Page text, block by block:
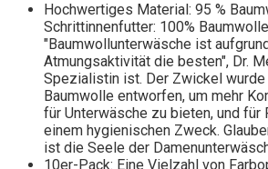
Hochwertiges Material: 95 %
Schrittinnenfutter: 100% Baumwolle
"Baumwollunterwäsche ist
Atmungsaktivität die besten", Dr.
Spezialistin ist. Der Zwickel wurde
Baumwolle entworfen, um mehr
für Unterwäsche zu bieten, und für
einem hygienischen Zweck.
ist die Seele der
10er-Pack: Eine Vielzahl von